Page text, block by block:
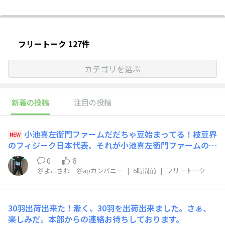
フリートーク 127件
カテゴリを選ぶ
新着の投稿 注目の投稿
NEW ​​小池喜左衛門ファームだだちゃ豆始まってる！​枝豆界
のフィジーク日本代表、それが小池喜左衛門ファームのだ
だちゃ豆です。バッキバキに割れた腹筋のように張り裂け
んばかりのパンパンに膨れ上がっています。今年は雨が続
いてましたが、ようやく天候が回復して満を持して我も我
もとパンパンになってきました。風味豊かな早生甘露、是
0 8
＠よこさわ ＠apカンパニー | 6時間前 | フリートーク
30羽出荷出来た！漸く、30羽を出荷出来ました。さぁ、
楽しみだ。本部からの連絡お待ちしております。